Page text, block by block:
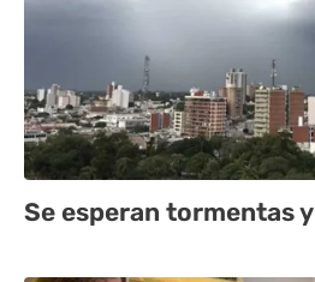
Se esperan tormentas